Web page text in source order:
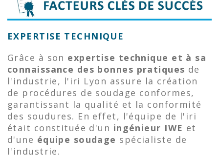
EXPERTISE TECHNIQUE
Grâce à son expertise technique et à sa
connaissance des bonnes pratiques de
l'industrie, l'iri Lyon assure la création
de procédures de soudage conformes,
garantissant la qualité et la conformité
des soudures. En effet, l'équipe de l'iri
était constituée d'un ingénieur IWE et
d'une équipe soudage spécialiste de
l'industrie.